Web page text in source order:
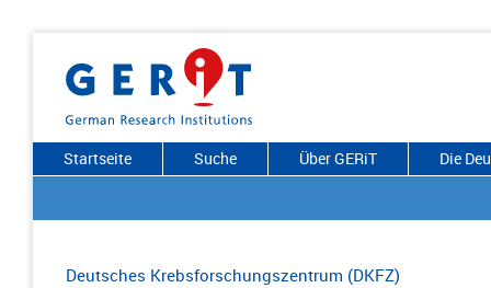
Startseite Suche Über GERiT Die
Deutsches Krebsforschungszentrum (DKFZ)